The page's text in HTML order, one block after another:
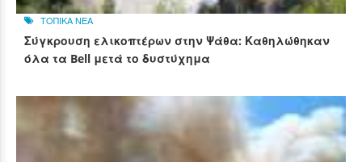
ΤΟΠΙΚΑ ΝΕΑ
Σύγκρουση ελικοπτέρων στην Ψάθα: Καθηλώθηκαν
όλα τα Bell μετά το δυστύχημα